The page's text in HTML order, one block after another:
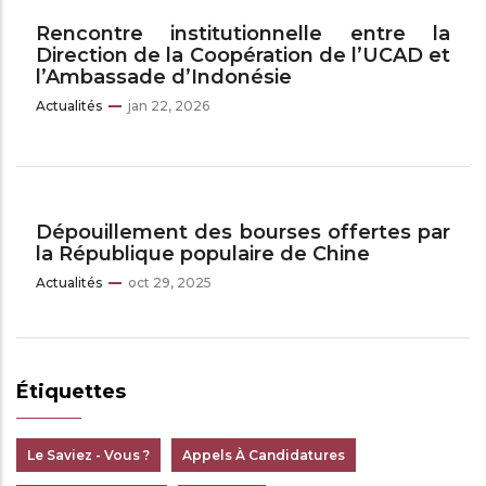
Rencontre institutionnelle entre la
Direction de la Coopération de l’UCAD et
l’Ambassade d’Indonésie
Actualités jan 22, 2026
Dépouillement des bourses offertes par
la République populaire de Chine
Actualités oct 29, 2025
Étiquettes
Le Saviez - Vous ? Appels À Candidatures